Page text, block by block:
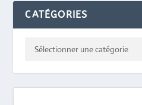
CATÉGORIES